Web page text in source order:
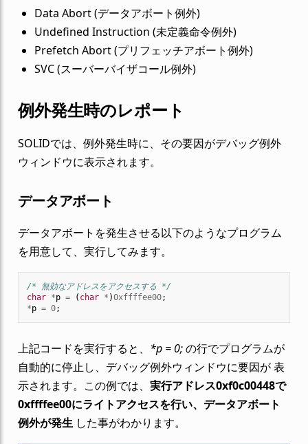
Data Abort (データアボート例外)
Undefined Instruction (未定義命令例外)
Prefetch Abort (プリフェッチアボート例外)
SVC (スーバーバイザコール例外)
例外発生時のレポート
SOLIDでは、例外発生時に、その要因がデバッグ例外
ウィンドウに表示されます。
データアボート
データアボートを発生させる以下のようなプログラム
を用意して、実行してみます。
/* 無効なアドレスをアクセスする */
char *p = ( char * )0xffffee00;
*p = 0;
上記コードを実行すると、 *p = 0;の行でプログラムが
自動的に停止し、デバッグ例外ウィンドウに要因が 表
示されます。この例では、 実行アドレス0xf0c00448で
0xffffee00にライトアクセスを行い、データアボート
例外が発生した事がわかります。